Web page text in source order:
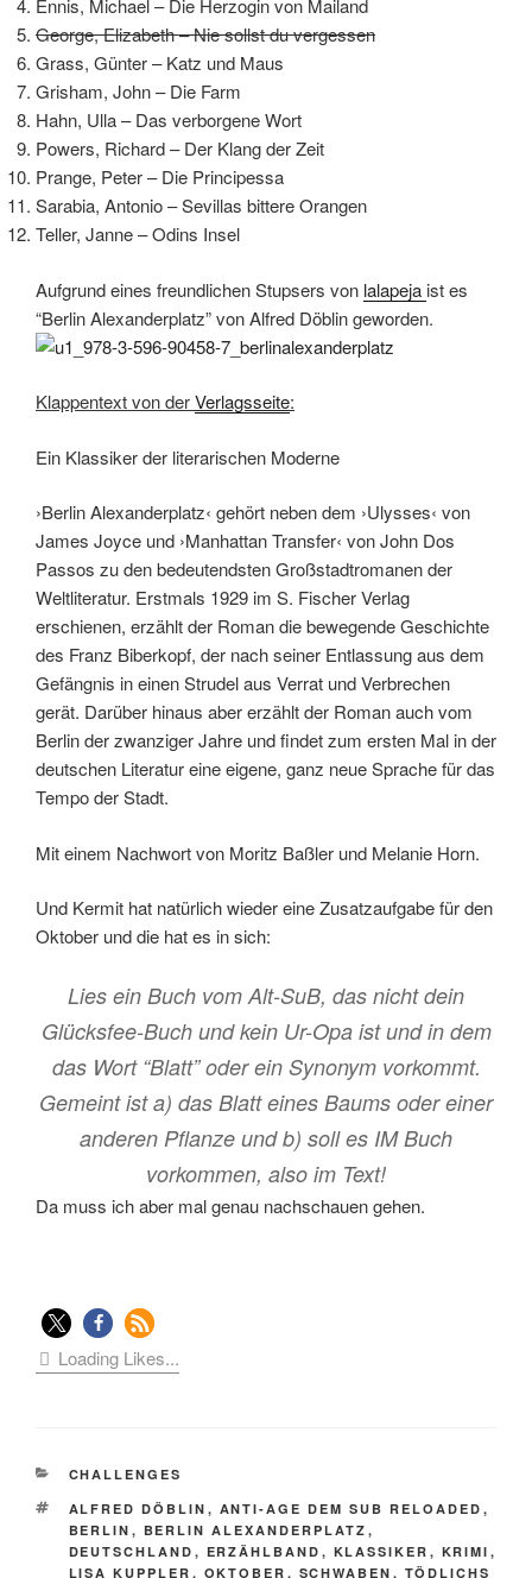
Ennis, Michael – Die Herzogin von Mailand
George, Elizabeth – Nie sollst du vergessen
Grass, Günter – Katz und Maus
Grisham, John – Die Farm
Hahn, Ulla – Das verborgene Wort
Powers, Richard – Der Klang der Zeit
Prange, Peter – Die Principessa
Sarabia, Antonio – Sevillas bittere Orangen
Teller, Janne – Odins Insel
Aufgrund eines freundlichen Stupsers von lalapeja ist es
“Berlin Alexanderplatz” von Alfred Döblin geworden.
Klappentext von derVerlagsseite:
Ein Klassiker der literarischen Moderne
›Berlin Alexanderplatz‹ gehört neben dem ›Ulysses‹ von
James Joyce und ›Manhattan Transfer‹ von John Dos
Passos zu den bedeutendsten Großstadtromanen der
Weltliteratur. Erstmals 1929 im S. Fischer Verlag
erschienen, erzählt der Roman die bewegende Geschichte
des Franz Biberkopf, der nach seiner Entlassung aus dem
Gefängnis in einen Strudel aus Verrat und Verbrechen
gerät. Darüber hinaus aber erzählt der Roman auch vom
Berlin der zwanziger Jahre und findet zum ersten Mal in der
deutschen Literatur eine eigene, ganz neue Sprache für das
Tempo der Stadt.
Mit einem Nachwort von Moritz Baßler und Melanie Horn.
Und Kermit hat natürlich wieder eine Zusatzaufgabe für den
Oktober und die hat es in sich:
Lies ein Buch vom Alt-SuB, das nicht dein
Glücksfee-Buch und kein Ur-Opa ist und in dem
das Wort “Blatt” oder ein Synonym vorkommt.
Gemeint ist a) das Blatt eines Baums oder einer
anderen Pflanze und b) soll es IM Buch
vorkommen, also im Text!
Da muss ich aber mal genau nachschauen gehen.
Loading Likes...
KATEGORIEN
CHALLENGES
SCHLAGWÖRTER
ALFRED DÖBLIN , ANTI-AGE DEM SUB RELOADED ,
BERLIN , BERLIN ALEXANDERPLATZ ,
DEUTSCHLAND , ERZÄHLBAND , KLASSIKER , KRIMI ,
LISA KUPPLER , OKTOBER , SCHWABEN , TÖDLICHS